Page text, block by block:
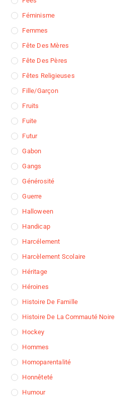
Féminisme
Femmes
Fête Des Mères
Fête Des Pères
Fêtes Religieuses
Fille/garçon
Fruits
Fuite
Futur
Gabon
Gangs
Générosité
Guerre
Halloween
Handicap
Harcélement
Harcèlement Scolaire
Héritage
Héroines
Histoire De Famille
Histoire De La Commauté Noire
Hockey
Hommes
Homoparentalité
Honnêteté
Humour